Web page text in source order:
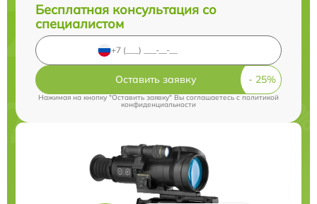
Бесплатная консультация со
специалистом
Оставить заявку
Нажимая на кнопку "Оставить заявку" Вы соглашаетесь cполитикой
конфиденциальности